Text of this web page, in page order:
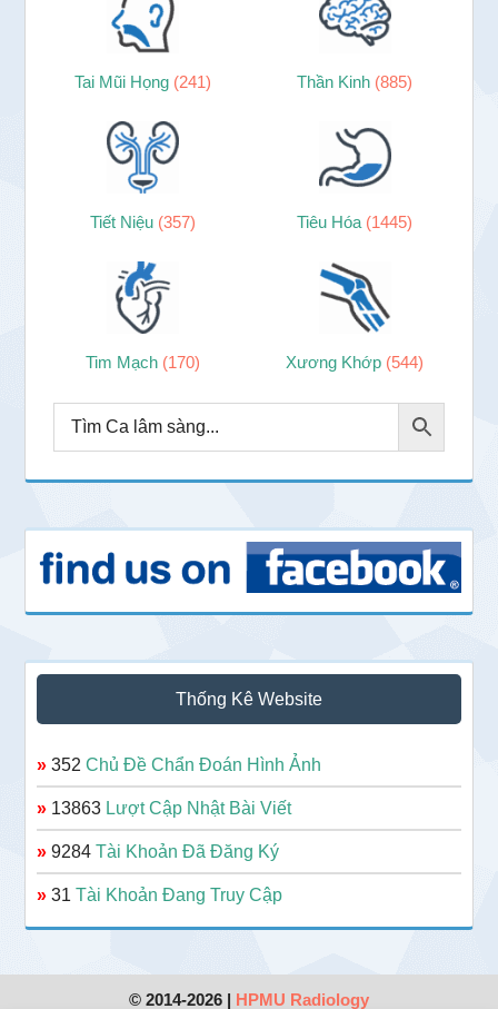
Tai Mũi Họng (241) Thần Kinh (885)
Tiết Niệu (357) Tiêu Hóa (1445)
Tim Mạch (170) Xương Khớp (544)
Thống Kê Website
» 352Chủ Đề Chẩn Đoán Hình Ảnh
» 13863 Lượt Cập Nhật Bài Viết
» 9284Tài Khoản Đã Đăng Ký
» 31Tài Khoản Đang Truy Cập
© 2014-2026 | HPMU Radiology